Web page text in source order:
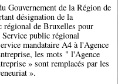
Gouvernement de la Région de
désignation de la
régional de Bruxelles pour
public régional
mandataire A4 à l'Agence
les mots " l'Agence
» sont remplacés par les
».